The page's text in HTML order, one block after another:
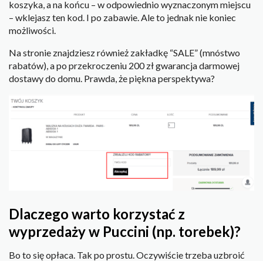
koszyka, a na końcu – w odpowiednio wyznaczonym miejscu
– wklejasz ten kod. I po zabawie. Ale to jednak nie koniec
możliwości.
Na stronie znajdziesz również zakładkę “SALE” (mnóstwo
rabatów), a po przekroczeniu 200 zł gwarancja darmowej
dostawy do domu. Prawda, że piękna perspektywa?
Dlaczego warto korzystać z
wyprzedaży w Puccini (np. torebek)?
Bo to się opłaca. Tak po prostu. Oczywiście trzeba uzbroić